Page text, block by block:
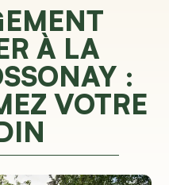
À LA
:
VOTRE